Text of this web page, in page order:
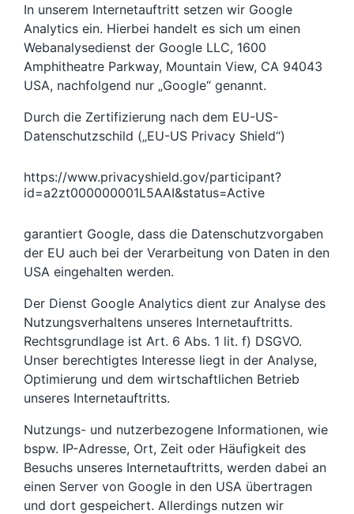
In unserem Internetauftritt setzen wir Google
Analytics ein. Hierbei handelt es sich um einen
Webanalysedienst der Google LLC, 1600
Amphitheatre Parkway, Mountain View, CA 94043
USA, nachfolgend nur „Google“ genannt.
Durch die Zertifizierung nach dem EU-US-
Datenschutzschild („EU-US Privacy Shield“)
https://www.privacyshield.gov/participant?
id=a2zt000000001L5AAI&status=Active
garantiert Google, dass die Datenschutzvorgaben
der EU auch bei der Verarbeitung von Daten in den
USA eingehalten werden.
Der Dienst Google Analytics dient zur Analyse des
Nutzungsverhaltens unseres Internetauftritts.
Rechtsgrundlage ist Art. 6 Abs. 1 lit. f) DSGVO.
Unser berechtigtes Interesse liegt in der Analyse,
Optimierung und dem wirtschaftlichen Betrieb
unseres Internetauftritts.
Nutzungs- und nutzerbezogene Informationen, wie
bspw. IP-Adresse, Ort, Zeit oder Häufigkeit des
Besuchs unseres Internetauftritts, werden dabei an
einen Server von Google in den USA übertragen
und dort gespeichert. Allerdings nutzen wir